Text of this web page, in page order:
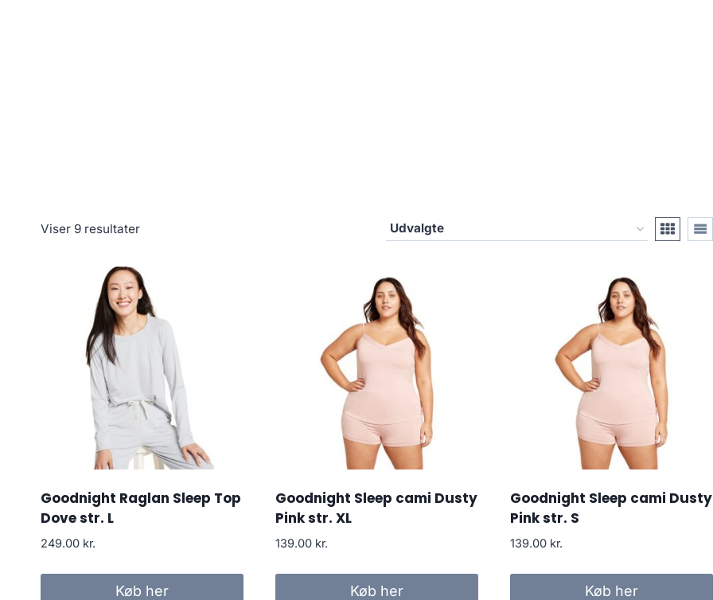
Viser 9 resultater
Goodnight Raglan Sleep Top
Dove str. L
249.00 kr.
Køb her
Goodnight Sleep cami Dusty
Pink str. XL
139.00 kr.
Køb her
Goodnight Sleep cami Dusty
Pink str. S
139.00 kr.
Køb her